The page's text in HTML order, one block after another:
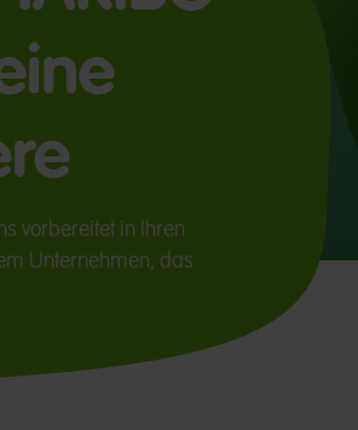
vorbereitet in Ihren
Unternehmen, das